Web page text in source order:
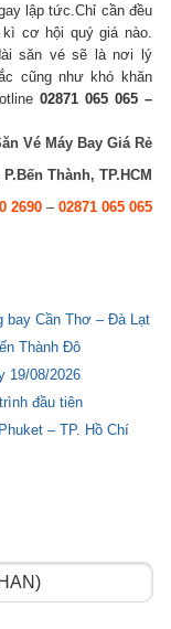
lập tức.Chỉ cần đều
cơ hội quý giá nào.
săn vé sẽ là nơi lý
cũng như khó khăn
02871 065 065 –
Vé Máy Bay Giá Rẻ
Thành, TP.HCM
2690– 02871 065 065
bay Cần Thơ – Đà Lạt
Thành Đô
19/08/2026
đầu tiên
– TP. Hồ Chí